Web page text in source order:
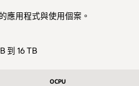
應用程式與使用個案。
到 16 TB
OCPU